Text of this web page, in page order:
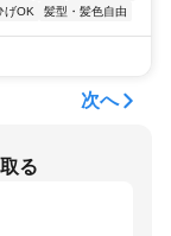
げOK 髪型・髪色自由
次へ
る